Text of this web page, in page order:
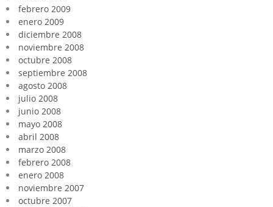
febrero 2009
enero 2009
diciembre 2008
noviembre 2008
octubre 2008
septiembre 2008
agosto 2008
julio 2008
junio 2008
mayo 2008
abril 2008
marzo 2008
febrero 2008
enero 2008
noviembre 2007
octubre 2007